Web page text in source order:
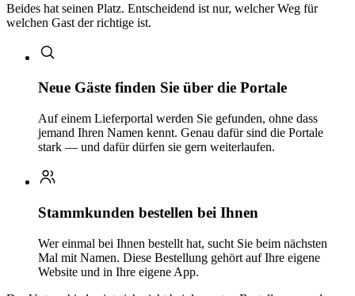
Beides hat seinen Platz. Entscheidend ist nur, welcher Weg für
welchen Gast der richtige ist.
Neue Gäste finden Sie über die Portale
Auf einem Lieferportal werden Sie gefunden, ohne dass
jemand Ihren Namen kennt. Genau dafür sind die Portale
stark — und dafür dürfen sie gern weiterlaufen.
Stammkunden bestellen bei Ihnen
Wer einmal bei Ihnen bestellt hat, sucht Sie beim nächsten
Mal mit Namen. Diese Bestellung gehört auf Ihre eigene
Website und in Ihre eigene App.